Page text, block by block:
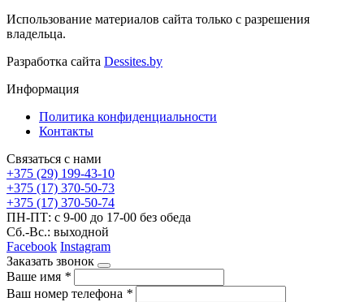
Использование материалов сайта только с разрешения
владельца.
Разработка сайта Dessites.by
Информация
Политика конфиденциальности
Контакты
Связаться с нами
+375 (29) 199-43-10
+375 (17) 370-50-73
+375 (17) 370-50-74
ПН-ПТ: с 9-00 до 17-00 без обеда
Сб.-Вс.: выходной
Facebook Instagram
Заказать звонок
Ваше имя *
Ваш номер телефона *